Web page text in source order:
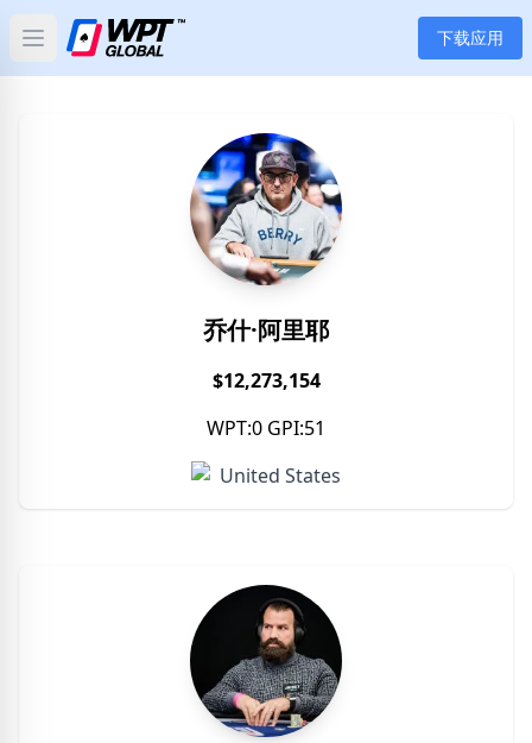
Open main menu 下载应用
新闻
文章
扑克
应用
分类
乔什·阿里耶
$12,273,154
WPT:0 GPI:51
United States